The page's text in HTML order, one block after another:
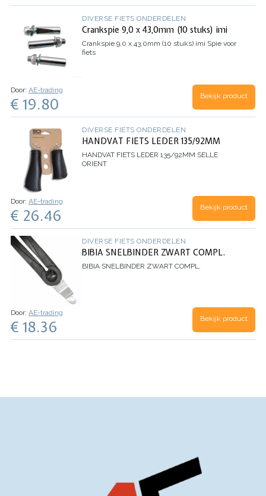
DIVERSE FIETS ONDERDELEN
Crankspie 9,0 x 43,0mm (10 stuks) imi
Crankspie 9,0 x 43,0mm (10 stuks) imi Spie voor
fiets
Door: AE-trading
€ 19.80 Bekijk product
DIVERSE FIETS ONDERDELEN
HANDVAT FIETS LEDER 135/92MM
HANDVAT FIETS LEDER 135/92MM SELLE
ORIENT
Door: AE-trading
€ 26.46 Bekijk product
DIVERSE FIETS ONDERDELEN
BIBIA SNELBINDER ZWART COMPL.
BIBIA SNELBINDER ZWART COMPL.
Door: AE-trading
€ 18.36 Bekijk product